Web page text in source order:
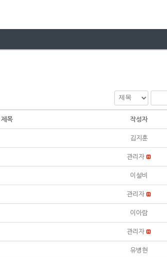
제목 작성자
김지훈
관리자
이설비
관리자
이아람
관리자
유병현